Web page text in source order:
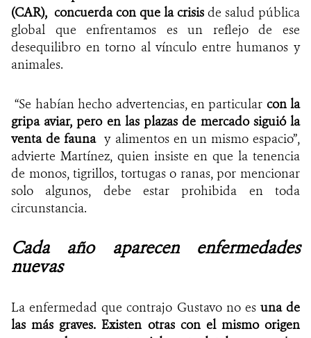
(CAR), concuerda con que la crisis de salud pública
global que enfrentamos es un reflejo de ese
desequilibro en torno al vínculo entre humanos y
animales.
“Se habían hecho advertencias, en particular con la
gripa aviar, pero en las plazas de mercado siguió la
venta de faunay alimentos en un mismo espacio”,
advierte Martínez, quien insiste en que la tenencia
de monos, tigrillos, tortugas o ranas, por mencionar
solo algunos, debe estar prohibida en toda
circunstancia.
Cada año aparecen enfermedades
nuevas
La enfermedad que contrajo Gustavo no es una de
las más graves. Existen otras con el mismo origen